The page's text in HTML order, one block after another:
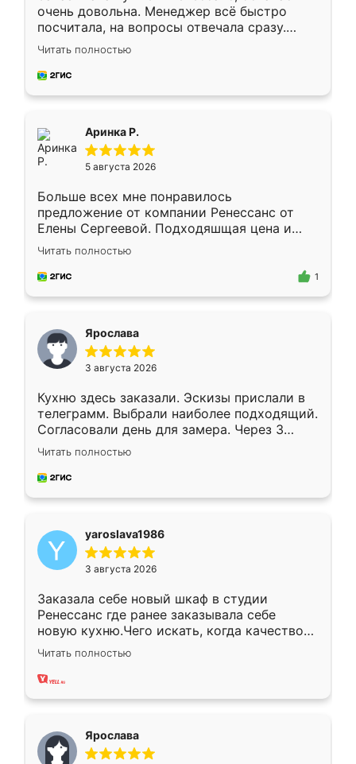
очень довольна. Менеджер всё быстро
посчитала, на вопросы отвечала сразу.
Замерщик приехал в субботу, подошёл к
делу со всей ответственностью. Собрали
за день, ребята работали аккуратно, даже
Читать полностью
Аринка Р.
5 августа 2026
Больше всех мне понравилось
предложение от компании Ренессанс от
Елены Сергеевой. Подходяшщая цена и
короткие сроки изготовления. Приехавший
для замера сотрудник Владислав
предложил по моему эскизу самый
Читать полностью
1
Ярослава
3 августа 2026
Кухню здесь заказали. Эскизы прислали в
телеграмм. Выбрали наиболее подходящий.
Согласовали день для замера. Через 3
недели кухня была уже готова. Остались
довольны работой. Спасибо Ренессанс
мебель за качественную работу!
Читать полностью
yaroslava1986
3 августа 2026
Заказала себе новый шкаф в студии
Ренессанс где ранее заказывала себе
новую кухню.Чего искать, когда качеством
вполне довольна. Служит кухня уже почти
два года, нареканий нет.
Читать полностью
Ярослава